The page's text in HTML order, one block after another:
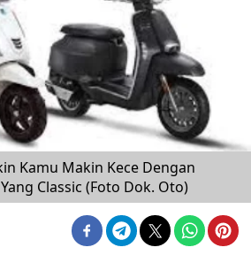
Kamu Makin Kece Dengan
Classic (Foto Dok. Oto)